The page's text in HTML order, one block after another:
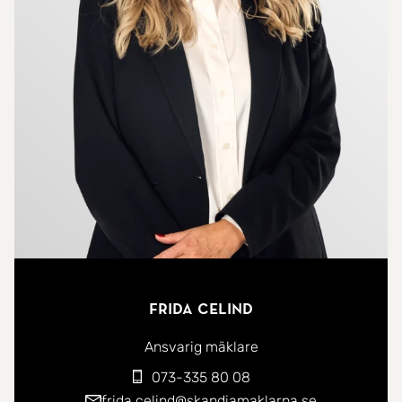
renoveringar utförts så som byte av tak,
installation av luft-vattenvärmepump och även
fiber. Även avloppsanläggningen har uppdaterats
med ny infiltrationsbädd.
På tomten finns förutom det fina bostadshuset ett
rymligt uthus som erbjuder gott om förvaring,
verkstadsdel och möjligen ett hemmakontor i ena
för lösdrift av ponnyer eller hästar. Runtomkring
uteboxen är det inhängnat en hage som sträcker
Följer man stigen upp till toppen kan ni njuta av en
Frida Celind
Ansvarig mäklare
073-335 80 08